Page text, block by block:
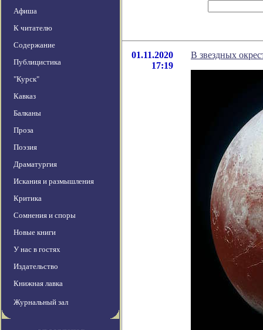
Афиша
К читателю
Содержание
Публицистика
"Курск"
Кавказ
Балканы
Проза
Поэзия
Драматургия
Искания и размышления
Критика
Сомнения и споры
Новые книги
У нас в гостях
Издательство
Книжная лавка
Журнальный зал
01.11.2020
17:19
В звездных